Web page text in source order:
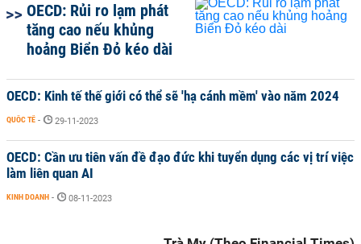
OECD: Rủi ro lạm phát
tăng cao nếu khủng
hoảng Biển Đỏ kéo dài
OECD: Kinh tế thế giới có thể sẽ 'hạ cánh mềm' vào năm 2024
QUỐC TẾ - 29-11-2023
OECD: Cần ưu tiên vấn đề đạo đức khi tuyển dụng các vị trí việc
làm liên quan AI
KINH DOANH - 08-11-2023